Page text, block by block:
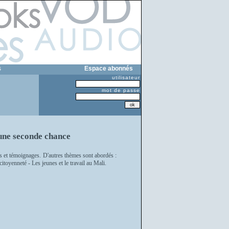
Espace abonnés
utilisateur
mot de passe
seconde chance
témoignages. D'autres thèmes sont abordés :
- Les jeunes et le travail au Mali.